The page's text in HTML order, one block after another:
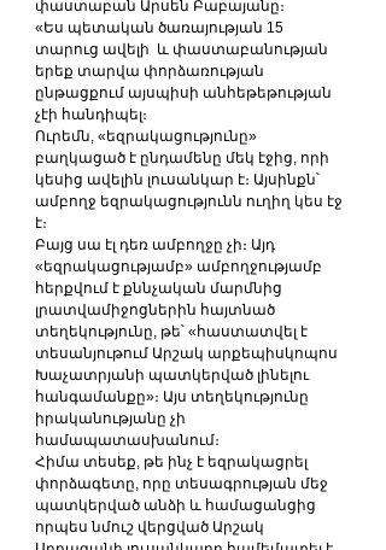
փաստաբան Արսեն Բաբայանը։
«Ես պետական ծառայության 15
տարուց ավելի  և փաստաբանության
երեք տարվա փորձառության
ընթացքում այսպիսի անհեթեթության
չէի հանդիպել։
Ուրեմն, «եզրակացությունը»
բաղկացած է ընդամենը մեկ էջից, որի
կեսից ավելին լուսանկար է։ Այսինքն՝
ամբողջ եզրակացությունն ուղիղ կես էջ
է։
Բայց սա էլ դեռ ամբողջը չի։ Այդ
«եզրակացությամբ» ամբողջությամբ
հերքվում է քննչական մարմնից
լրատվամիջոցներին հայտնած
տեղեկությունը, թե՝ «հաստատվել է
տեսանյութում Արշակ արքեպիսկոպոս
Խաչատրյանի պատկերված լինելու
հանգամանքը»։ Այս տեղեկությունը
իրականությանը չի
համապատասխանում։
Հիմա տեսեք, թե ինչ է եզրակացրել
փորձագետը, որը տեսագրության մեջ
պատկերված անձի և համացանցից
որպես նմուշ վերցված Արշակ